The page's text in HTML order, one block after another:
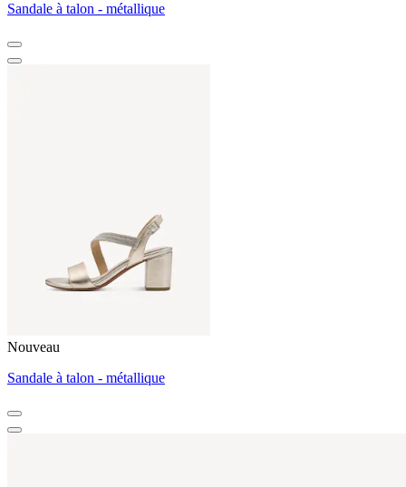
Sandale à talon - métallique
Nouveau
Sandale à talon - métallique